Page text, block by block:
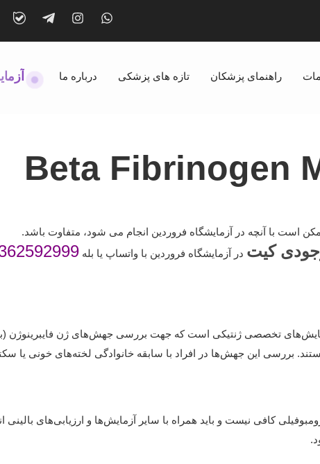
راهنمای پزشکان تازه های پزشکی درباره ما
Beta Fibrinogen
است با آنچه در آزمایشگاه فروردین انجام می شود، متفاوت باشد.
کیت در آزمایشگاه فروردین با واتساپ یا بله
بررسی این جهش‌ها در افراد با سابقه خانوادگی لخته‌های خونی یا
کافی نیست و باید همراه با سایر آزمایش‌ها و ارزیابی‌های